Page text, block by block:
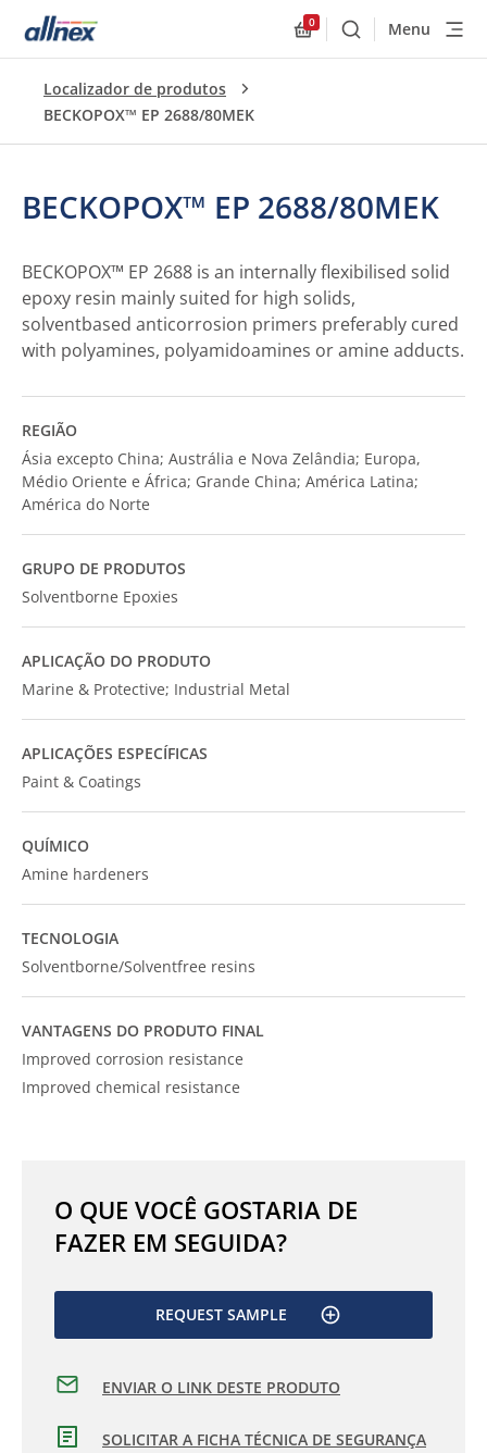
0
BuscarMenu
Localizador de produtos
BECKOPOX™ EP 2688/80MEK
BECKOPOX™ EP 2688/80MEK
BECKOPOX™ EP 2688 is an internally flexibilised solid
epoxy resin mainly suited for high solids,
solventbased anticorrosion primers preferably cured
with polyamines, polyamidoamines or amine adducts.
REGIÃO
Ásia excepto China; Austrália e Nova Zelândia; Europa,
Médio Oriente e África; Grande China; América Latina;
América do Norte
GRUPO DE PRODUTOS
Solventborne Epoxies
APLICAÇÃO DO PRODUTO
Marine & Protective; Industrial Metal
APLICAÇÕES ESPECÍFICAS
Paint & Coatings
QUÍMICO
Amine hardeners
TECNOLOGIA
Solventborne/Solventfree resins
VANTAGENS DO PRODUTO FINAL
Improved corrosion resistance
Improved chemical resistance
O QUE VOCÊ GOSTARIA DE
FAZER EM SEGUIDA?
REQUEST SAMPLE
ENVIAR O LINK DESTE PRODUTO
SOLICITAR A FICHA TÉCNICA DE SEGURANÇA